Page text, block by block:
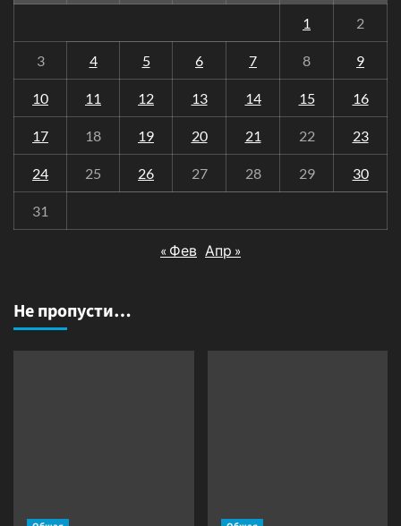
1
2
3 4 5 6 7 8 9
10 11 12 13 14 15 16
17 18 19 20 21 22 23
24 25 26 27 28 29 30
31
« Фев Апр »
Не пропусти…